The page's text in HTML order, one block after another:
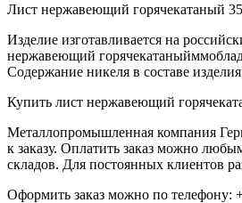
Лист нержавеющий горячекатаный
Изделие изготавливается на
нержавеющий
Содержание никеля в составе
Купить лист нержавеющий
Металлопромышленная компания
к заказу. Оплатить заказ можно
складов. Для постоянных клиентов
Оформить заказ можно по телефону: